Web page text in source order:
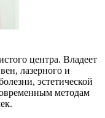
центра. Владеет
лазерного и
эстетической
методам